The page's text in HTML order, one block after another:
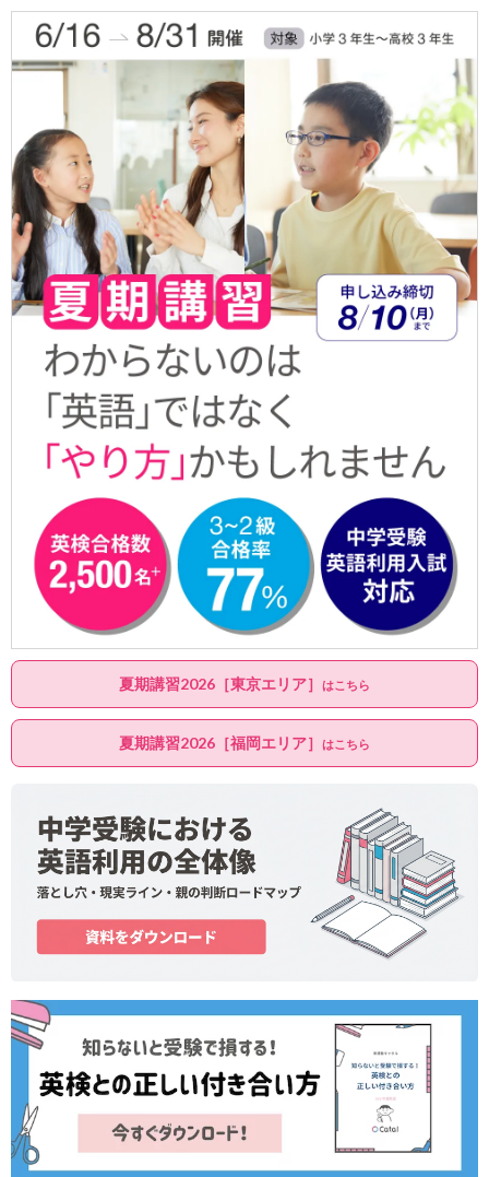
夏期講習2026［東京エリア］ はこちら
夏期講習2026［福岡エリア］ はこちら